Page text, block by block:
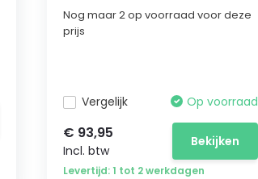
Nog maar 2 op voorraad voor deze
prijs
Vergelijk Op voorraad
€ 93,95
Incl. btw
Bekijken
Levertijd: 1 tot 2 werkdagen